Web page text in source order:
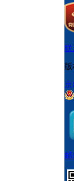
联
京
邮